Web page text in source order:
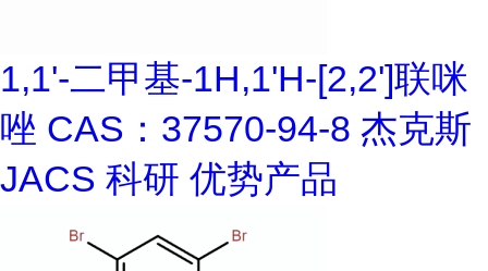
1,1'-二甲基-1H,1'H-[2,2']联咪
唑 CAS：37570-94-8 杰克斯
JACS 科研 优势产品